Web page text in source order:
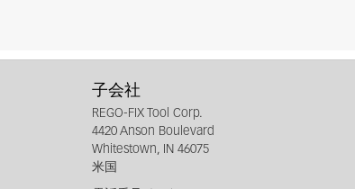
子会社
REGO-FIX Tool Corp.
4420 Anson Boulevard
Whitestown, IN 46075
米国